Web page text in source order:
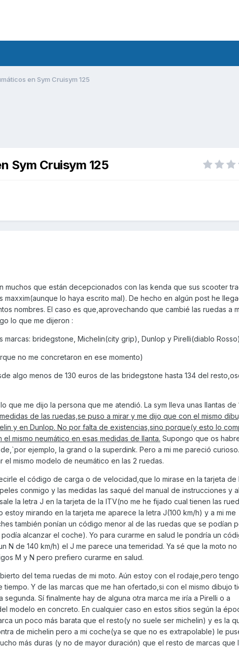
en Sym Cruisym 125
Sym Cruisym 125
muchos que están decepcionados con las kenda que sus scooter
maxxim(aunque lo haya escrito mal). De hecho en algún post he
nombres. El caso es que,aprovechando que cambié las ruedas a
lo que me dijeron :
bridegstone, Michelin(city grip), Dunlop y Pirelli(diablo
no me concretaron en ese momento)
algo menos de 130 euros de las bridegstone hasta 134 del
que me dijo la persona que me atendió. La sym lleva unas llantas de
de las ruedas,se puso a mirar y me dijo que con el mismo
y en Dunlop. No por falta de existencias,sino porque(y esto lo
mismo neumático en esas medidas de llanta. Supongo que os
ejemplo, la grand o la superdink. Pero a mi me pareció
el mismo modelo de neumático en las 2 ruedas.
el código de carga o de velocidad,que lo mirase en la tarjeta de
conmigo y las medidas las saqué del manual de instrucciones y al
la letra J en la tarjeta de la ITV(no me he fijado cual tienen las
mirando en la tarjeta me aparece la letra J(100 km/h) y a mi me
también ponían un código menor al de las ruedas que se podían
alcanzar el coche). Yo para curarme en salud le pondría un
N de 140 km/h) el J me parece una temeridad. Ya sé que la moto no
M y N pero prefiero curarme en salud.
del tema ruedas de mi moto. Aún estoy con el rodaje,pero
Y de las marcas que me han ofertado,si con el mismo dibujo
Sí finalmente hay de alguna otra marca me iría a Pirelli o a
modelo en concreto. En cualquier caso en estos sitios según la
un poco más barata que el resto(y no suele ser michelin) y es la
de michelin pero a mi coche(ya se que no es extrapolable) le
más duras (y no de mayor duración) que el resto de marcas que